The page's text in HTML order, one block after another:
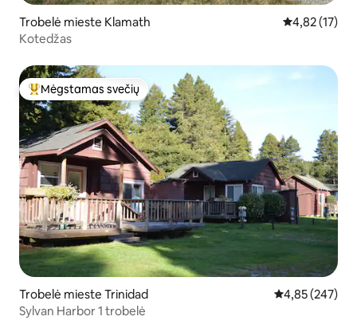
Trobelė mieste Klamath Vidutinis
4,82 (17)
Kotedžas
Svečių mėgstamiausias
Mėgstamas svečių
Trobelė mieste Trinidad Vidutinis
4,85 (247)
Sylvan Harbor 1 trobelė